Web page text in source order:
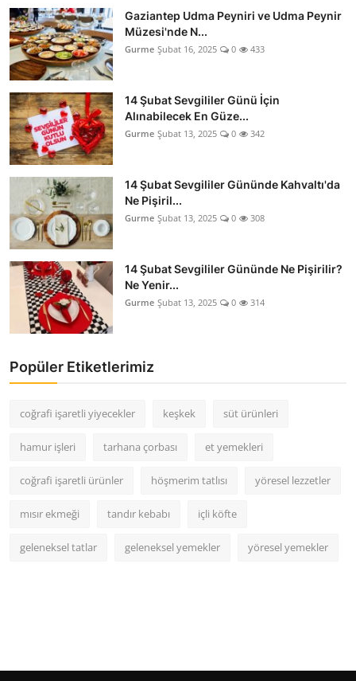
Gaziantep Udma Peyniri ve Udma Peynir
Müzesi'nde N...
Gurme Şubat 16, 2025 0 433
14 Şubat Sevgililer Günü İçin
Alınabilecek En Güze...
Gurme Şubat 13, 2025 0 342
14 Şubat Sevgililer Gününde Kahvaltı'da
Ne Pişiril...
Gurme Şubat 13, 2025 0 308
14 Şubat Sevgililer Gününde Ne Pişirilir?
Ne Yenir...
Gurme Şubat 13, 2025 0 314
Popüler Etiketlerimiz
coğrafi işaretli yiyecekler keşkek süt ürünleri
hamur işleri tarhana çorbası et yemekleri
coğrafi işaretli ürünler höşmerim tatlısı yöresel lezzetler
mısır ekmeği tandır kebabı içli köfte
geleneksel tatlar geleneksel yemekler yöresel yemekler